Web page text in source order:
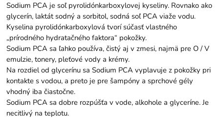
Sodium PCA je soľ pyrolidónkarboxylovej kyseliny. Rovnako ako
glycerín, laktát sodný a sorbitol, sodná soľ PCA viaže vodu.
Kyselina pyrolidónkarboxylová tvorí súčasť vlastného
„prírodného hydratačného faktora“ pokožky.
Sodium PCA sa ľahko používa, čistý aj v zmesi, najmä pre O / V
emulzie, tonery, pleťové vody a krémy.
Na rozdiel od glycerínu sa Sodium PCA vyplavuje z pokožky pri
kontakte s vodou, a preto je pre šampóny a sprchové gély
vhodný iba čiastočne.
Sodium PCA sa dobre rozpúšťa v vode, alkohole a glyceríne. Je
necitlivý na teplotu.